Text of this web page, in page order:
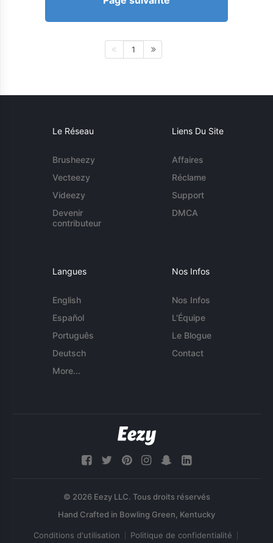
1
Le Réseau
Brusheezy
Vecteezy
Videezy
Devenir
contributeur
Liens Du Site
Affaires
Réclame
Support
DMCA
Langues
English
Español
Português
Deutsch
More...
Nos Infos
Nos Infos
L'Équipe
Le Blogue
Contact
© 2026 Eezy LLC. Tous droits réservés
Conditions d'utilisation Politique de confidentialité